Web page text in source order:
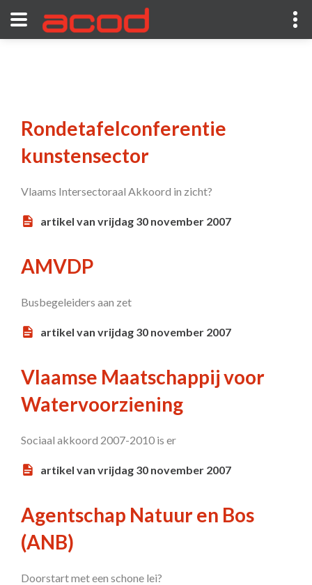
Rondetafelconferentie
kunstensector
Vlaams Intersectoraal Akkoord in zicht?
artikel van vrijdag 30 november 2007
AMVDP
Busbegeleiders aan zet
artikel van vrijdag 30 november 2007
Vlaamse Maatschappij voor
Watervoorziening
Sociaal akkoord 2007-2010 is er
artikel van vrijdag 30 november 2007
Agentschap Natuur en Bos
(ANB)
Doorstart met een schone lei?